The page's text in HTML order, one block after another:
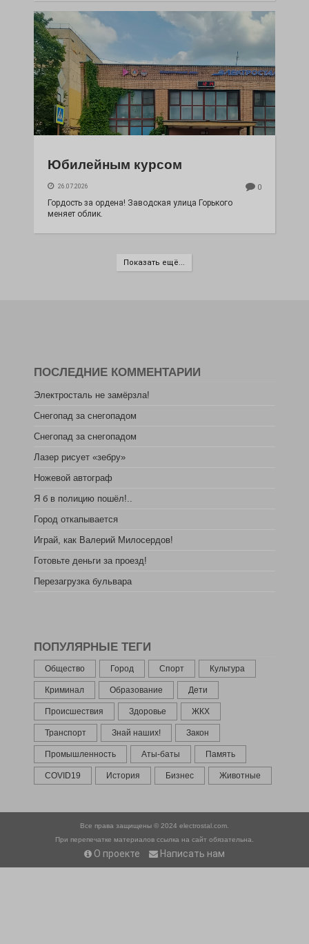
Юбилейным курсом
26.07.2026 0
Гордость за ордена! Заводская улица Горького
меняет облик.
Показать ещё...
ПОСЛЕДНИЕ КОММЕНТАРИИ
Электросталь не замёрзла!
Снегопад за снегопадом
Снегопад за снегопадом
Лазер рисует «зебру»
Ножевой автограф
Я б в полицию пошёл!..
Город откапывается
Играй, как Валерий Милосердов!
Готовьте деньги за проезд!
Перезагрузка бульвара
ПОПУЛЯРНЫЕ ТЕГИ
Общество Город Спорт Культура
Криминал Образование Дети
Происшествия Здоровье ЖКХ
Транспорт Знай наших! Закон
Промышленность Аты-баты Память
COVID19 История Бизнес Животные
Все права защищены © 2024 electrostal.com.
При перепечатке материалов ссылка на сайт обязательна.
О проекте Написать нам